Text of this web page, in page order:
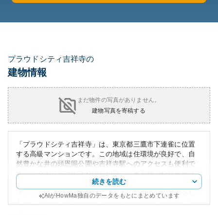
プラウドシティ吉祥寺の
建物情報
まだ物件の写真がありません。
建物写真を寄稿する
「プラウドシティ吉祥寺」は、東京都三鷹市下連雀に位置
する高級マンションです。この地域は住環境が良好で、自
然豊かな井の頭恩賜公園や吉祥寺駅へのアクセスも便利で
す。このエリアは生活利便性が高く、教育機関や商業施設
が充実しており、家族層にも非常に人気があります。
マンションの外観はモダンで洗練されており、周囲の落ち
続きを読む
AIがHowMa独自のデータをもとにまとめています